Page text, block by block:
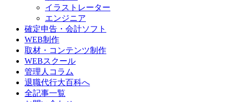
イラストレーター
エンジニア
確定申告・会計ソフト
WEB制作
取材・コンテンツ制作
WEBスクール
管理人コラム
退職代行大百科へ
全記事一覧